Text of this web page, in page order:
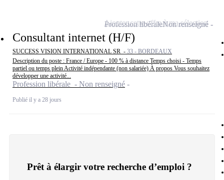
Consultant internet (H/F)
SUCCESS VISION INTERNATIONAL SR - 33 - BORDEAUX
Description du poste : France / Europe - 100 % à distance Temps choisi - Temps
partiel ou temps plein Activité indépendante (non salariée) À propos Vous souhaitez
développer une activité...
Profession libérale - Non renseigné
Publié il y a 28 jours
Profession libéraleNon renseigné
Ajouter cette offre à ma sélection
Prêt à élargir votre recherche d’emploi ?